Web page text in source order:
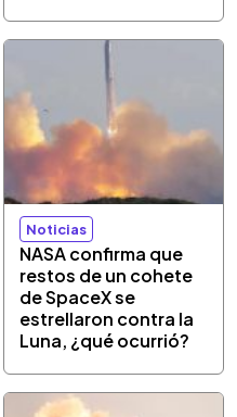
Noticias
NASA confirma que
restos de un cohete
de SpaceX se
estrellaron contra la
Luna, ¿qué ocurrió?